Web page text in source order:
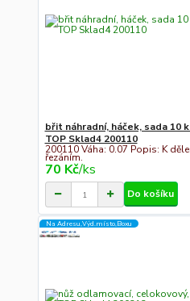
břit náhradní, háček, sada 10
TOP Sklad4 200110
200110 Váha: 0.07 Popis: K
řezáním.
70 Kč/ks
Do košíku
Na Adresu,Výd.místo,Boxu